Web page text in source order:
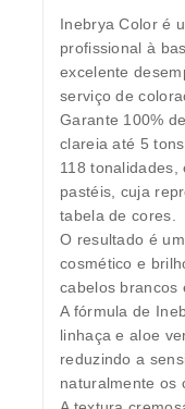
Inebrya Color é
profissional à
excelente
serviço de
Garante 100%
clareia até 5
118 tonalidades,
pastéis, cuja
tabela de cores.
O resultado é
cosmético e
cabelos brancos
A fórmula de
linhaça e aloe
reduzindo a
naturalmente os